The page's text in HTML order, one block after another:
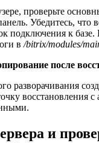
проверьте
Убедитесь, что
подключения к базе.
в /bitrix/modules/
после
разворачивания
восстановления с
и